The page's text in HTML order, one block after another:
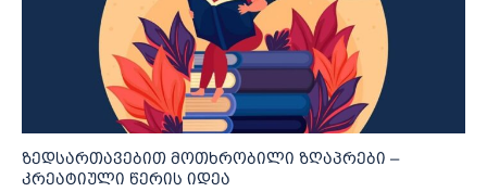
ზედსართავებით მოთხრობილი ზღაპრები –
კრეატიული წერის იდეა